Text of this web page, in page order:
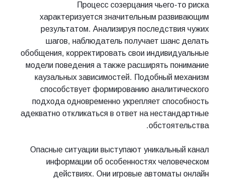
Процесс созерцания чьего-то риска
характеризуется значительным развивающим
результатом. Анализируя последствия чужих
шагов, наблюдатель получает шанс делать
обобщения, корректировать свои индивидуальные
модели поведения а также расширять понимание
каузальных зависимостей. Подобный механизм
способствует формированию аналитического
подхода одновременно укрепляет способность
адекватно откликаться в ответ на нестандартные
обстоятельства.
Опасные ситуации выступают уникальный канал
информации об особенностях человеческом
действиях. Они игровые автоматы онлайн